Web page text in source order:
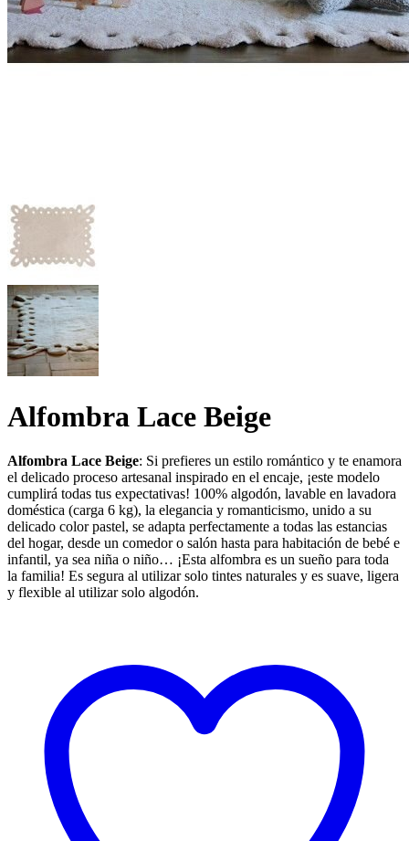
Alfombra Lace Beige
Alfombra Lace Beige: Si prefieres un estilo romántico y te enamora
el delicado proceso artesanal inspirado en el encaje, ¡este modelo
cumplirá todas tus expectativas! 100% algodón, lavable en lavadora
doméstica (carga 6 kg), la elegancia y romanticismo, unido a su
delicado color pastel, se adapta perfectamente a todas las estancias
del hogar, desde un comedor o salón hasta para habitación de bebé e
infantil, ya sea niña o niño… ¡Esta alfombra es un sueño para toda
la familia! Es segura al utilizar solo tintes naturales y es suave, ligera
y flexible al utilizar solo algodón.